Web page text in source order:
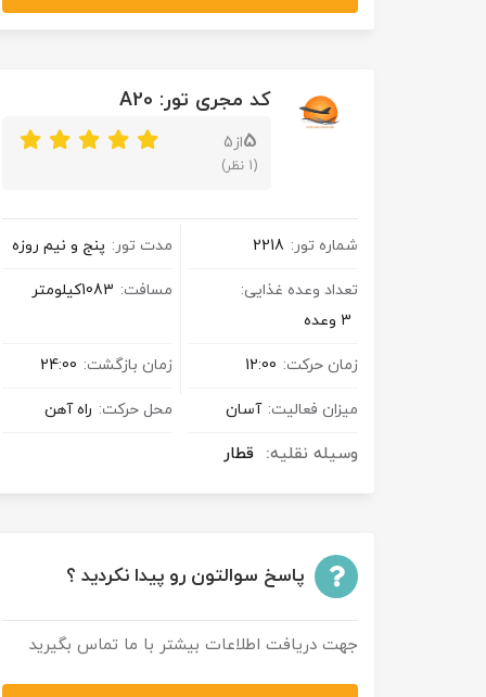
کد مجری تور: A20
5از5
(1 نظر)
شماره تور: 2218 مدت تور: پنج و نیم روزه
تعداد وعده غذایی:
3 وعده
مسافت: 1083کیلومتر
زمان حرکت: 12:00 زمان بازگشت: 24:00
میزان فعالیت: آسان محل حرکت: راه آهن
وسیله نقلیه: قطار
پاسخ سوالتون رو پیدا نکردید ؟
جهت دریافت اطلاعات بیشتر با ما تماس بگیرید